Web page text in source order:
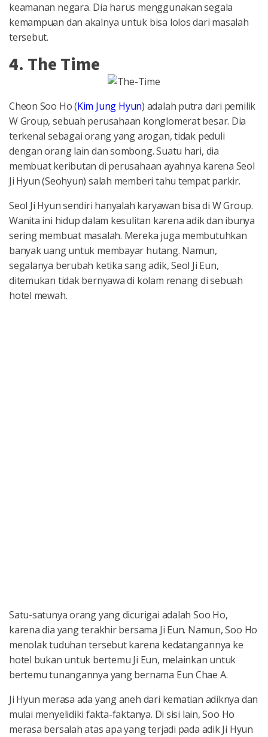
keamanan negara. Dia harus menggunakan segala
kemampuan dan akalnya untuk bisa lolos dari masalah
tersebut.
4. The Time
Cheon Soo Ho (Kim Jung Hyun) adalah putra dari pemilik
W Group, sebuah perusahaan konglomerat besar. Dia
terkenal sebagai orang yang arogan, tidak peduli
dengan orang lain dan sombong. Suatu hari, dia
membuat keributan di perusahaan ayahnya karena Seol
Ji Hyun (Seohyun) salah memberi tahu tempat parkir.
Seol Ji Hyun sendiri hanyalah karyawan bisa di W Group.
Wanita ini hidup dalam kesulitan karena adik dan ibunya
sering membuat masalah. Mereka juga membutuhkan
banyak uang untuk membayar hutang. Namun,
segalanya berubah ketika sang adik, Seol Ji Eun,
ditemukan tidak bernyawa di kolam renang di sebuah
hotel mewah.
Satu-satunya orang yang dicurigai adalah Soo Ho,
karena dia yang terakhir bersama Ji Eun. Namun, Soo Ho
menolak tuduhan tersebut karena kedatangannya ke
hotel bukan untuk bertemu Ji Eun, melainkan untuk
bertemu tunangannya yang bernama Eun Chae A.
Ji Hyun merasa ada yang aneh dari kematian adiknya dan
mulai menyelidiki fakta-faktanya. Di sisi lain, Soo Ho
merasa bersalah atas apa yang terjadi pada adik Ji Hyun